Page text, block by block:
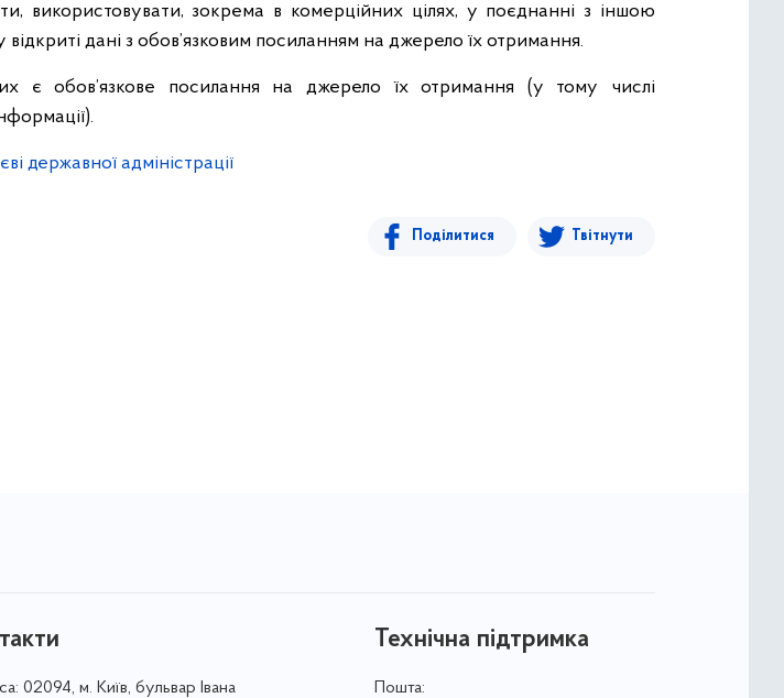
використовувати, зокрема в комерційних цілях, у поєднанні з іншою
дані з обов’язковим посиланням на джерело їх отримання.
є обов’язкове посилання на джерело їх отримання (у тому числі
державної адміністрації
Поділитися Твітнути
02094, м. Київ, бульвар Івана
Технічна підтримка
Пошта: